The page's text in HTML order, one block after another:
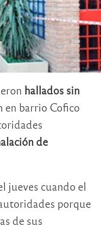
hallados sin
en barrio Cofico
de
jueves cuando el
porque
de sus